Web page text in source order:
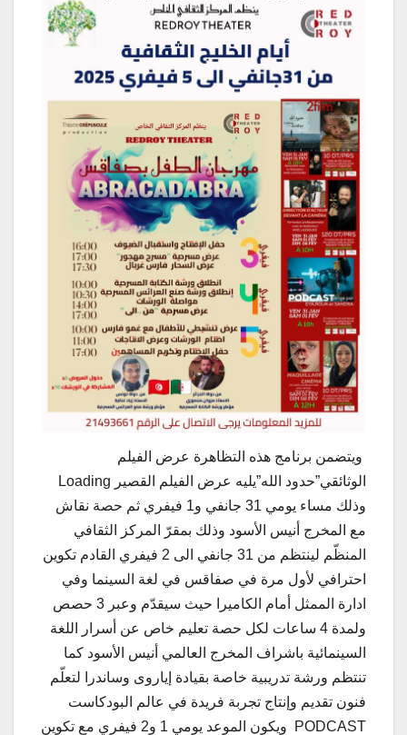
ويتضمن برنامج هذه التظاهرة عرض الفيلم
الوثائقي”حدود الله”يليه عرض الفيلم القصير Loading
وذلك مساء يومي 31 جانفي و1 فيفري ثم حصة نقاش
مع المخرج أنيس الأسود وذلك بمقرّ المركز الثقافي
المنظّم لينتظم من 31 جانفي الى 2 فيفري القادم تكوين
احترافي لأول مرة في صفاقس في لغة السينما وفي
ادارة الممثل أمام الكاميرا حيث سيقدّم وعبر 3 حصص
ولمدة 4 ساعات لكل حصة تعليم خاص عن أسرار اللغة
السينمائية باشراف المخرج العالمي أنيس الأسود كما
تنتظم ورشة تدريبية خاصة بقيادة إياروى وساندرا لتعلّم
فنون تقديم وإنتاج تجربة فريدة في عالم البودكاست
PODCAST ويكون الموعد يومي 1 و2 فيفري مع تكوين